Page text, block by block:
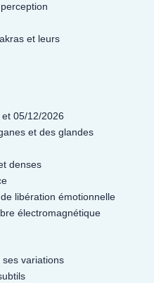
et leurs
05/12/2026
et des glandes
denses
libération émotionnelle
électromagnétique
ses variations